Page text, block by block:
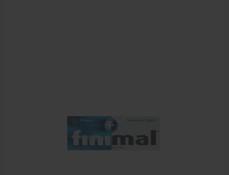
Behandelstoel elektrisch
Aanbiedingen groothandel fysiotherapie en massage